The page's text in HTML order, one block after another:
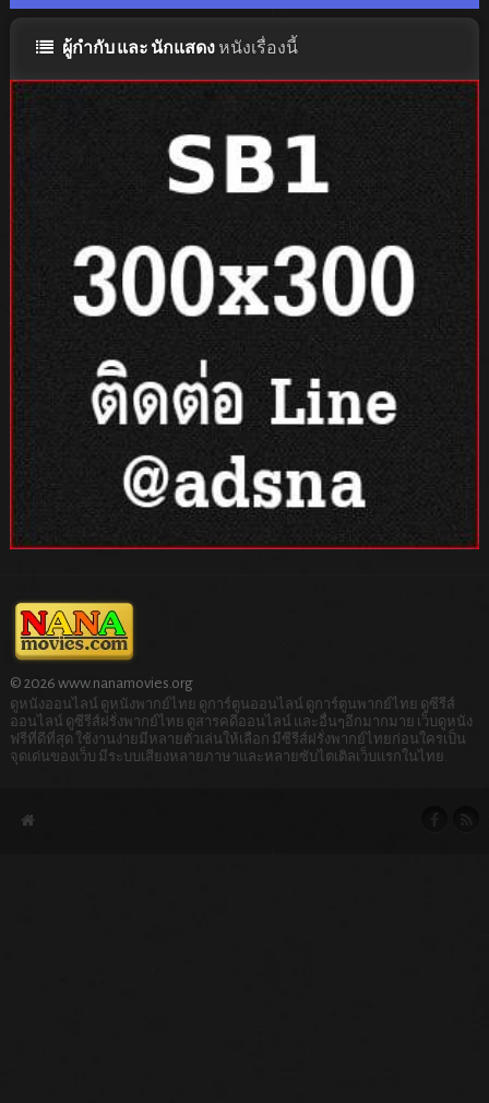
ผู้กำกับ และ นักแสดงหนังเรื่องนี้
© 2026 www.nanamovies.org
ดูหนังออนไลน์ ดูหนังพากย์ไทย ดูการ์ตูนออนไลน์ ดูการ์ตูนพากย์ไทย ดูซีรีส์
ออนไลน์ ดูซีรีส์ฝรั่งพากย์ไทย ดูสารคดีออนไลน์ และอื่นๆอีกมากมาย เว็บดูหนัง
ฟรีที่ดีที่สุด ใช้งานง่ายมีหลายตัวเล่นให้เลือก มีซีรีส์ฝรั่งพากย์ไทยก่อนใครเป็น
จุดเด่นของเว็บ มีระบบเสียงหลายภาษาและหลายซับไตเติลเว็บแรกในไทย.